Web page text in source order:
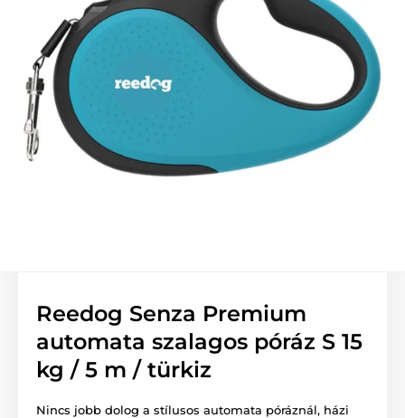
Reedog Senza Premium
automata szalagos póráz S 15
kg / 5 m / türkiz
Nincs jobb dolog a stílusos automata póráznál, házi